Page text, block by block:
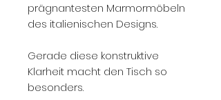
prägnantesten Marmormöbeln
des italienischen Designs.
Gerade diese konstruktive
Klarheit macht den Tisch so
besonders.